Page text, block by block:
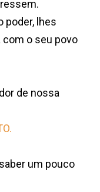
poder, lhes
com o seu povo
de nossa
um pouco